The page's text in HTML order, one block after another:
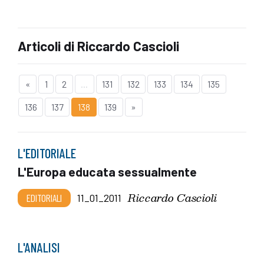
Articoli di Riccardo Cascioli
« 1 2 131 132 133 134 135
136 137 138 139 »
L'EDITORIALE
L'Europa educata sessualmente
EDITORIALI 11_01_2011 Riccardo Cascioli
L'ANALISI